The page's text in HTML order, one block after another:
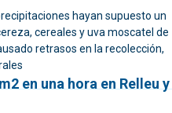
hayan supuesto un
cereales y uva moscatel de
retrasos en la recolección,
en una hora en Relleu y